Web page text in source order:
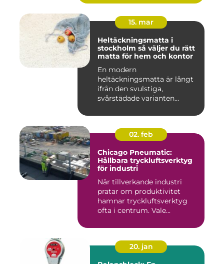
15. mar
Heltäckningsmatta i
stockholm så väljer du rätt
matta för hem och kontor
En modern
heltäckningsmatta är långt
ifrån den svulstiga,
svårstädade varianten
02. feb
Chicago Pneumatic:
Hållbara tryckluftsverktyg
för industri
När tillverkande industri
pratar om produktivitet
hamnar tryckluftsverktyg
ofta i centrum. Vale...
20. jan